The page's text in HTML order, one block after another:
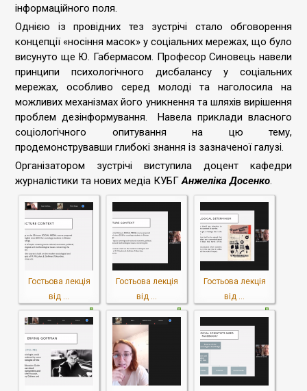
інформаційного поля.
Однією із провідних тез зустрічі стало обговорення
концепції «носіння масок» у соціальних мережах, що було
висунуто ще Ю. Габермасом. Професор Синовець навели
принципи психологічного дисбалансу у соціальних
мережах, особливо серед молоді та наголосила на
можливих механізмах його уникнення та шляхів вирішення
проблем дезінформування. Навела приклади власного
соціологічного опитування на цю тему,
продемонструвавши глибокі знання із зазначеної галузі.
Організатором зустрічі виступила доцент кафедри
журналістики та нових медіа КУБГАнжеліка Досенко.
Гостьова лекція
від ...
Гостьова лекція
від ...
Гостьова лекція
від ...